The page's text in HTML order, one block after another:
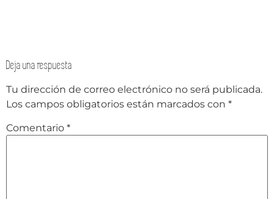
Deja una respuesta
Tu dirección de correo electrónico no será publicada.
Los campos obligatorios están marcados con *
Comentario *